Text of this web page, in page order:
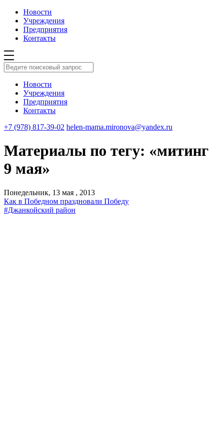
Новости
Учреждения
Предприятия
Контакты
Новости
Учреждения
Предприятия
Контакты
+7 (978) 817-39-02 helen-mama.mironova@yandex.ru
Материалы по тегу: «митинг
9 мая»
Понедельник, 13 мая , 2013
Как в Победном праздновали Победу
#Джанкойский район